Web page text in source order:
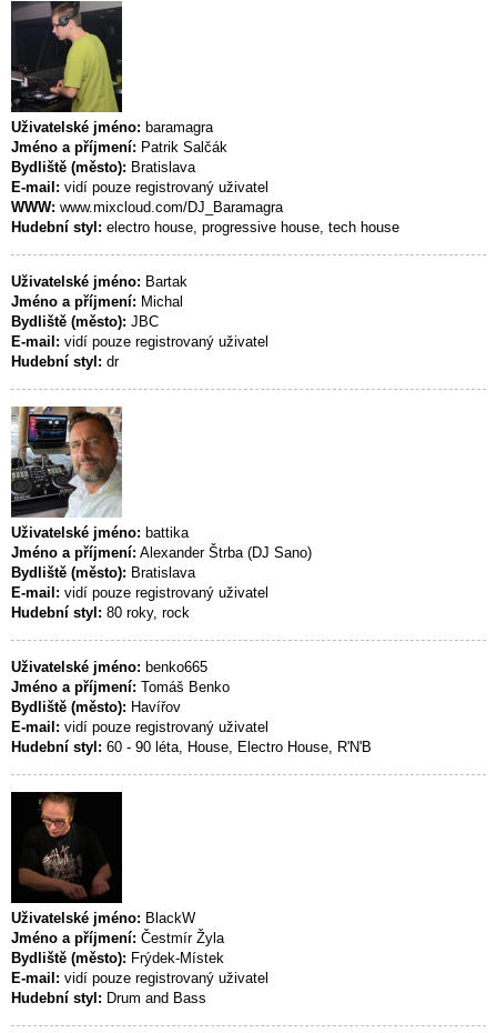
Uživatelské jméno: baramagra
Jméno a příjmení: Patrik Salčák
Bydliště (město): Bratislava
E-mail: vidí pouze registrovaný uživatel
WWW: www.mixcloud.com/DJ_Baramagra
Hudební styl: electro house, progressive house, tech house
Uživatelské jméno: Bartak
Jméno a příjmení: Michal
Bydliště (město): JBC
E-mail: vidí pouze registrovaný uživatel
Hudební styl: dr
Uživatelské jméno: battika
Jméno a příjmení: Alexander Štrba (DJ Sano)
Bydliště (město): Bratislava
E-mail: vidí pouze registrovaný uživatel
Hudební styl: 80 roky, rock
Uživatelské jméno: benko665
Jméno a příjmení: Tomáš Benko
Bydliště (město): Havířov
E-mail: vidí pouze registrovaný uživatel
Hudební styl: 60 - 90 léta, House, Electro House, R'N'B
Uživatelské jméno: BlackW
Jméno a příjmení: Čestmír Žyla
Bydliště (město): Frýdek-Místek
E-mail: vidí pouze registrovaný uživatel
Hudební styl: Drum and Bass